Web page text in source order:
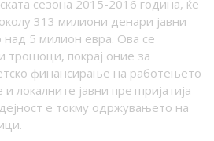
сезона 2015-2016 година, ќе
313 милиони денари јавни
над 5 милион евра. Ова се
трошоци, покрај оние за
финансирање на работењето
локалните јавни претпријатија
е токму одржувањето на